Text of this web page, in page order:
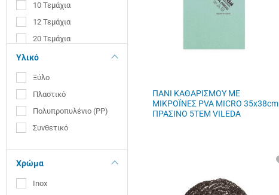
10 Τεμάχια
12 Τεμάχια
20 Τεμάχια
25 Τεμάχια
50 Τεμάχια
200 Τεμάχια
Υλικό
Ξύλο
Πλαστικό
Πολυπροπυλένιο (PP)
Συνθετικό
Χρώμα
Inox
ΠΑΝΙ ΚΑΘΑΡΙΣΜΟΥ ΜΕ
ΜΙΚΡΟΪΝΕΣ PVA MICRO 35x38cm
ΠΡΑΣΙΝΟ 5TEM VILEDA